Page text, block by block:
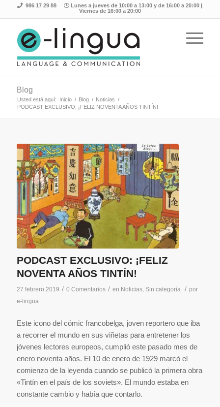
986 17 29 88
Lunes a jueves de 10:00 a 13:00 y de 16:00 a 20:00 |
Viernes de 16:00 a 20:00
Blog
Usted está aquí: Inicio / Blog / Noticias /
PODCAST EXCLUSIVO: ¡FELIZ NOVENTA AÑOS TINTÍN!
PODCAST EXCLUSIVO: ¡FELIZ
NOVENTA AÑOS TINTÍN!
27 febrero 2019 / 0 Comentarios / en Noticias, Sin categoría / por
e-lingua
Este icono del cómic francobelga, joven reportero que iba
a recorrer el mundo en sus viñetas para entretener los
jóvenes lectores europeos, cumplió este pasado mes de
enero noventa años. El 10 de enero de 1929 marcó el
comienzo de la leyenda cuando se publicó la primera obra
«Tintín en el país de los soviets». El mundo estaba en
constante cambio y había que contarlo.